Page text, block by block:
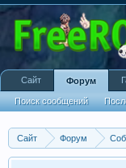
Сайт Форум
Сайт Форум
Поиск сообщений